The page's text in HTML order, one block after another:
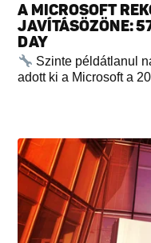
A MICROSOFT
JAVÍTÁSÖZÖNE:
DAY
Szinte példátlanul
adott ki a Microsoft a